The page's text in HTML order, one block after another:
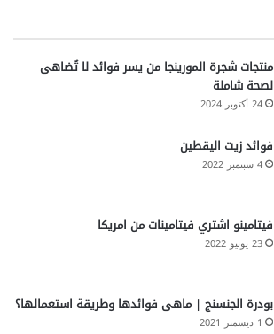
منتجات شجرة المورينجا من يسر فوائد لا تُضاهى
لصحة شاملة
24 أكتوبر 2024
فوائد زيت اليقطين
4 سبتمبر 2022
فيتامينو اشتري فيتامينات من امريكا
23 يونيو 2022
بودرة الجنسنج | ماهى فوائدها وطريقة استعمالها؟
1 ديسمبر 2021